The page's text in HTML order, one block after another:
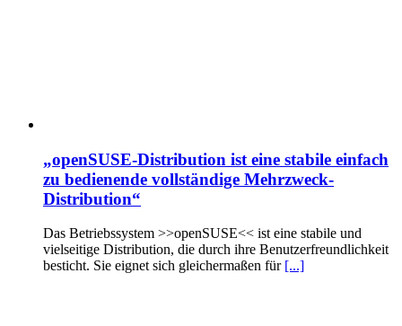
„openSUSE-Distribution ist eine stabile einfach
zu bedienende vollständige Mehrzweck-
Distribution“
Das Betriebssystem >>openSUSE<< ist eine stabile und
vielseitige Distribution, die durch ihre Benutzerfreundlichkeit
besticht. Sie eignet sich gleichermaßen für [...]